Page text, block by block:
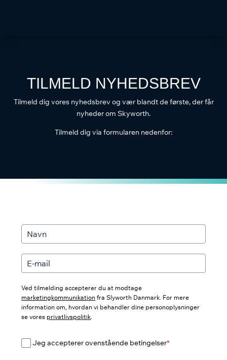
TILMELD NYHEDSBREV
Tilmeld dig vores nyhedsbrev og vær blandt de første, der får
nyheder om Skyworth.
Tilmeld dig via formularen nedenfor:
Ved tilmelding accepterer du at modtage
marketingkommunikation fra Slyworth Danmark. For mere
information om, hvordan vi behandler dine personoplysninger
se vores privatlivspolitik.
Jeg accepterer ovenstående betingelser*